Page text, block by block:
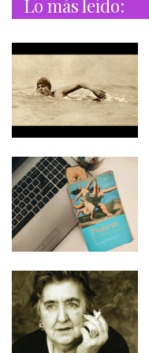
Lo más leído: